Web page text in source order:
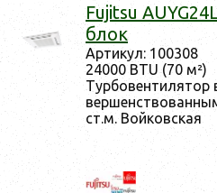
Fujitsu
блок
Ар­ти­кул: 100308
24000 BTU (70 м²)
Тур­бо­вен­ти­лятор
ст.м. Вой­ков­ская